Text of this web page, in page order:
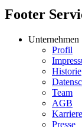
Footer
Unternehmen
Profil
Historie
Team
AGB
Karriere
Presse